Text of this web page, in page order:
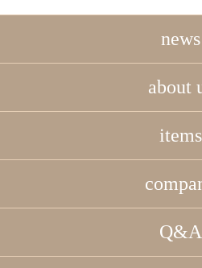
news
about
items
Q&A